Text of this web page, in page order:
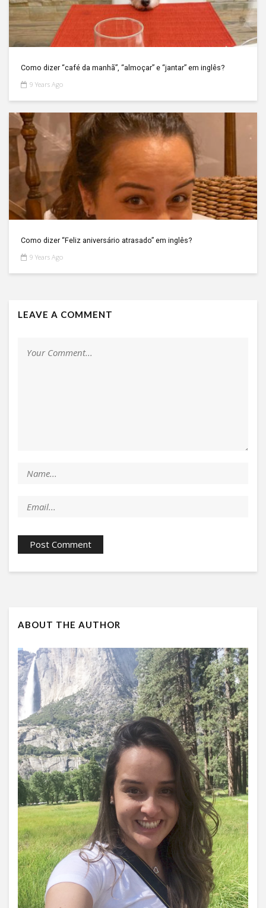
Como dizer “café da manhã”, “almoçar” e “jantar” em inglês?
9 Years Ago
Como dizer “Feliz aniversário atrasado” em inglês?
9 Years Ago
LEAVE A COMMENT
ABOUT THE AUTHOR